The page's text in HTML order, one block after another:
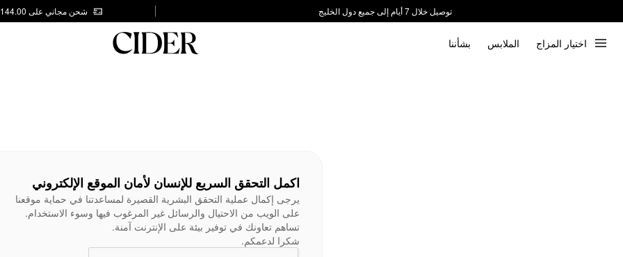
توصيل خلال 7 أيام إلى جميع دول الخليج
شحن مجاني على AED 144.00
اختيار المزاج الملابس بشأننا
اكمل التحقق السريع للإنسان لأمان الموقع الإلكتروني
يرجى إكمال عملية التحقق البشرية القصيرة لمساعدتنا في حماية موقعنا
على الويب من الاحتيال والرسائل غير المرغوب فيها وسوء الاستخدام.
تساهم تعاونك في توفير بيئة على الإنترنت آمنة.
شكرا لدعمكم.